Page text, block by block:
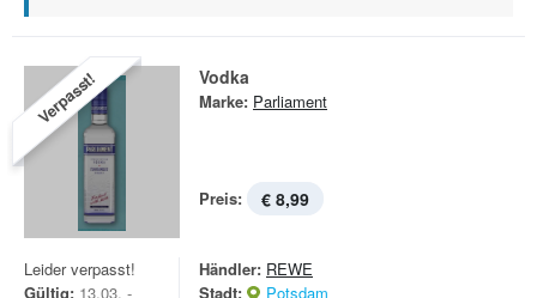
Verpasst! Vodka
Marke: Parliament
Preis: € 8,99
Leider verpasst!
Gültig: 13.03. -
Händler: REWE
Stadt:
Potsdam